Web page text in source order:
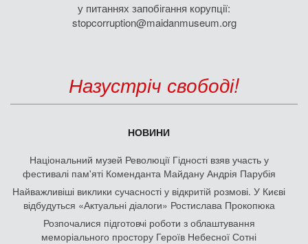
у питаннях запобігання корупції:
stopcorruption@maidanmuseum.org
Назустріч свободі!
НОВИНИ
Національний музей Революції Гідності взяв участь у
фестивалі пам'яті Коменданта Майдану Андрія Парубія
Найважливіші виклики сучасності у відкритій розмові. У Києві
відбудуться «Актуальні діалоги» Ростислава Прокопюка
Розпочалися підготовчі роботи з облаштування
меморіального простору Героїв Небесної Сотні